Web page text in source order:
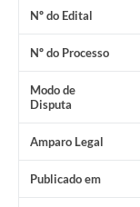
Nº do Edital
Nº do Processo
Modo de
Disputa
Amparo Legal
Publicado em